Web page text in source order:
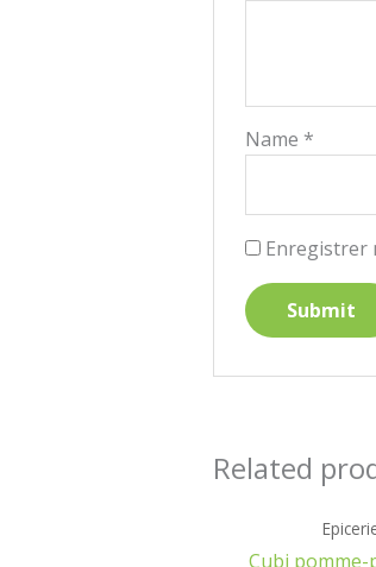
Name *
Enregistrer
Related
Cubi pomme-